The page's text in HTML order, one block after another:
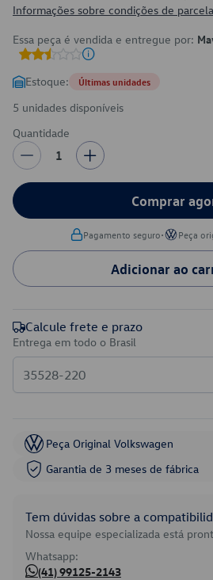
Informações sobre condições de
Essa peça é vendida e entregue por:
Estoque: Últimas unidades
5 unidades disponíveis
Quantidade
1
Comprar
Pagamento seguro• Peça
Adicionar ao
Calcule frete e prazo
Entrega em todo o Brasil
Peça Original Volkswagen
Garantia de 3 meses de fábrica
Tem dúvidas sobre a
Nossa equipe especializada está
Whatsapp:
(41) 99125-2143